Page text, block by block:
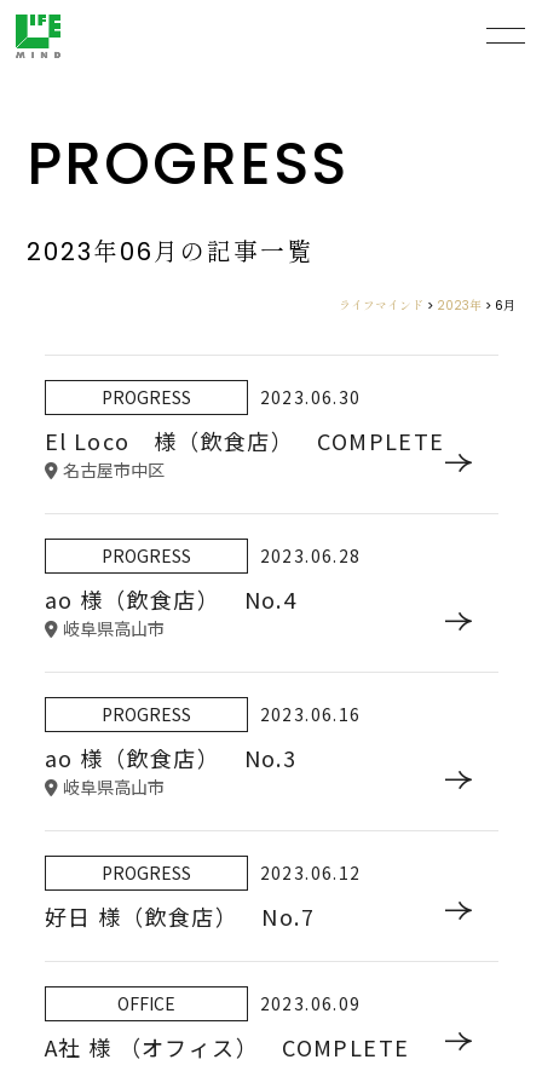
PROGRESS
2023年06月の記事一覧
ライフマインド > 2023年> 6月
PROGRESS 2023.06.30
El Loco 様（飲食店） COMPLETE
名古屋市中区
PROGRESS 2023.06.28
ao 様（飲食店） No.4
岐阜県高山市
PROGRESS 2023.06.16
ao 様（飲食店） No.3
岐阜県高山市
PROGRESS 2023.06.12
好日 様（飲食店） No.7
OFFICE 2023.06.09
A社 様 （オフィス） COMPLETE